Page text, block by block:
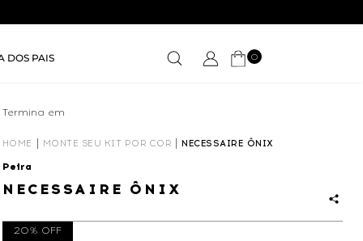
DOS PAIS 0
Termina em
HOME MONTE SEU KIT POR COR NECESSAIRE ÔNIX
Petra
NECESSAIRE ÔNIX
20% OFF